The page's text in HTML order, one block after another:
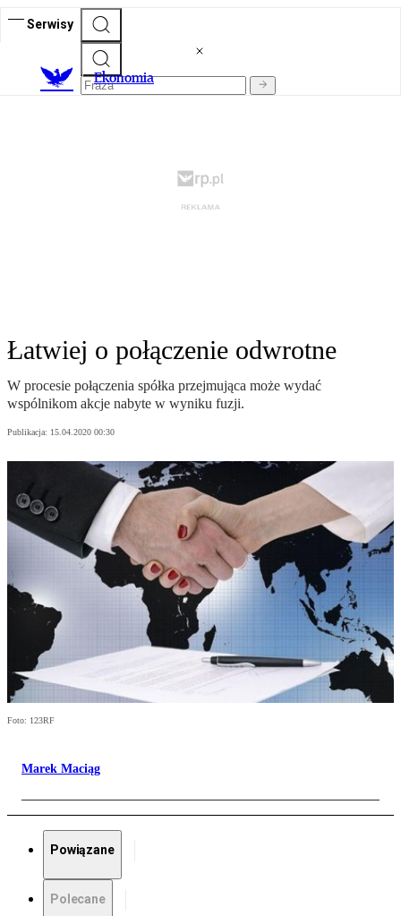
Serwisy
Ekonomia
Łatwiej o połączenie odwrotne
W procesie połączenia spółka przejmująca może wydać
wspólnikom akcje nabyte w wyniku fuzji.
Publikacja: 15.04.2020 00:30
Foto: 123RF
Marek Maciąg
Powiązane
Polecane